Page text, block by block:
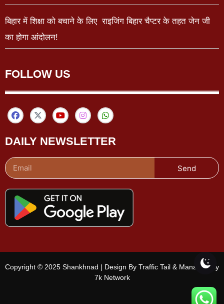
बिहार में शिक्षा को बचाने के लिए राइजिंग बिहार चैप्टर के तहत जेन जी
का होगा आंदोलन!
FOLLOW US
DAILY NEWSLETTER
Send
Copyright © 2025 Shankhnad | Design By Traffic Tail & Managed By
7k Network